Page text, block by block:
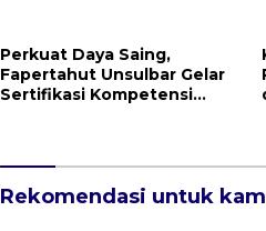
Perkuat Daya Saing,
Fapertahut Unsulbar Gelar
Sertifikasi Kompetensi
Rekomendasi untuk